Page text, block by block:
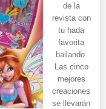
de la
revista con
tu hada
favorita
bailando.
Las cinco
mejores
creaciones
se llevarán